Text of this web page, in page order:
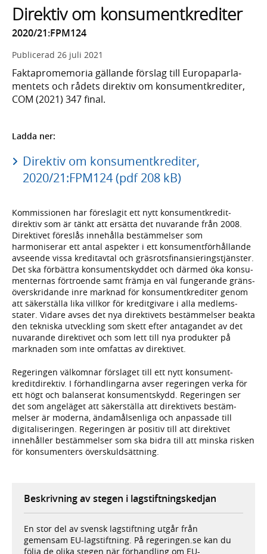
Direktiv om konsumentkrediter
2020/21:FPM124
Publicerad 26 juli 2021
Faktapromemoria gällande förslag till Europa­parla­
mentets och rådets direktiv om konsument­krediter,
COM (2021) 347 final.
Ladda ner:
Direktiv om konsumentkrediter,
2020/21:FPM124 (pdf 208 kB)
Kommissionen har föreslagit ett nytt konsument­kredit­
direktiv som är tänkt att ersätta det nuvarande från 2008.
Direktivet föreslås innehålla bestäm­melser som
harmoniserar ett antal aspekter i ett konsu­ment­förhål­lande
avseende vissa kredit­avtal och gräs­rots­finansierings­tjänster.
Det ska förbättra konsument­skyddet och därmed öka konsu­
menternas förtroende samt främja en väl funge­rande gräns­
över­skridande inre marknad för konsu­ment­krediter genom
att säkerställa lika villkor för kredit­givare i alla medlems­
stater. Vidare avses det nya direktivets bestäm­melser beakta
den tekniska utveck­ling som skett efter anta­gandet av det
nuvarande direk­tivet och som lett till nya produkter på
mark­naden som inte omfattas av direktivet.
Regeringen välkomnar förslaget till ett nytt konsument­
kredit­direktiv. I förhand­lingarna avser regeringen verka för
ett högt och balanserat konsu­ment­skydd. Regeringen ser
det som angeläget att säker­ställa att direktivets bestäm­
melser är moderna, ända­måls­enliga och anpassade till
digitali­seringen. Regeringen är positiv till att direktivet
innehåller bestäm­melser som ska bidra till att minska risken
för konsu­menters över­skuld­sättning.
Beskrivning av stegen i lagstiftningskedjan
En stor del av svensk lagstiftning utgår från
gemensam EU-lagstiftning. På regeringen.se kan du
följa de olika stegen när förhandling om EU-